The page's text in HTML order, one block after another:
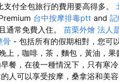
付全包旅行的費用要高得多。
台中按摩排毒ptt and
通常免費入住。 苗栗外燴 法人
骨 - 包括所有的假期相對，您可
上，咖啡，茶，麵包，黃油，果
餐，在後一種情況下，只有寒
人可以享受按摩，桑拿浴和美